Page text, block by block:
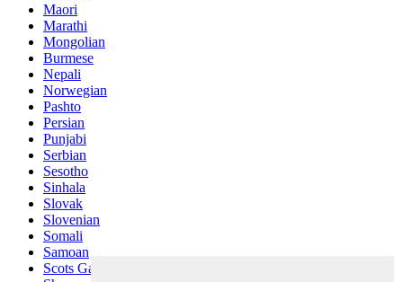
Maori
Marathi
Mongolian
Burmese
Nepali
Norwegian
Pashto
Persian
Punjabi
Serbian
Sesotho
Sinhala
Slovak
Slovenian
Somali
Samoan
Scots Gaelic